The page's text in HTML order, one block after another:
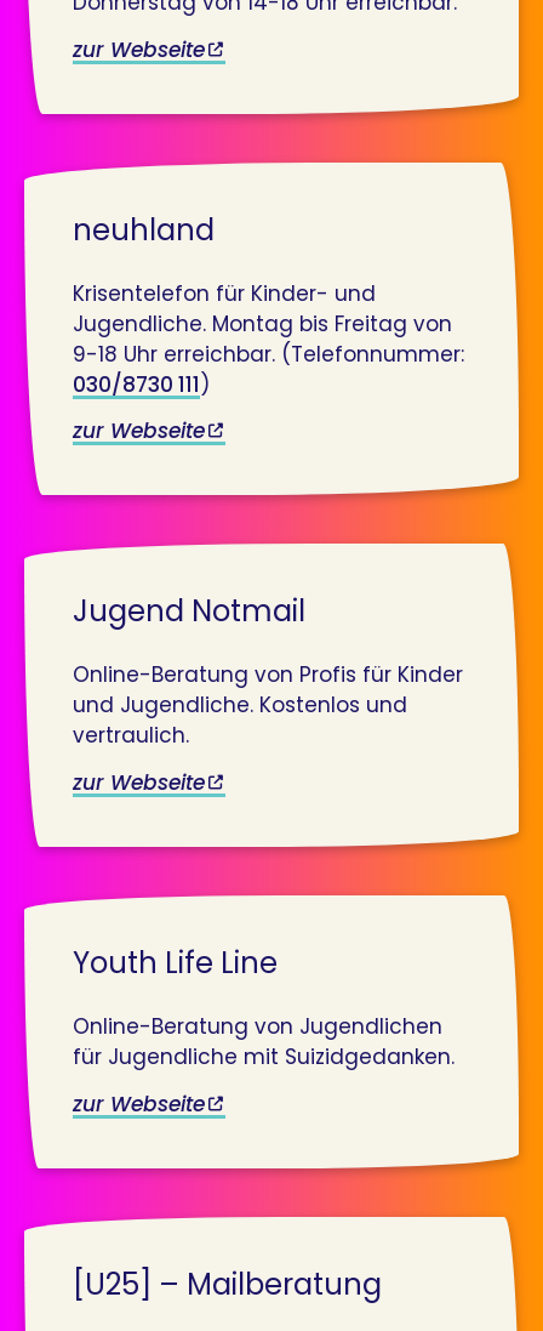
zur Webseite
neuhland
Krisentelefon für Kinder- und
Jugendliche. Montag bis Freitag von
9-18 Uhr erreichbar. (Telefonnummer:
030/8730 111)
zur Webseite
Jugend Notmail
Online-Beratung von Profis für Kinder
und Jugendliche. Kostenlos und
vertraulich.
zur Webseite
Youth Life Line
Online-Beratung von Jugendlichen
für Jugendliche mit Suizidgedanken.
zur Webseite
[U25] – Mailberatung